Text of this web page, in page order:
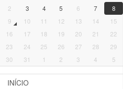
2
3 4 5 6 7
8
9
10 11 12 13 14
15
16
17 18 19 20 21
22
23
24 25 26 27 28
29
30
31 1 2 3 4 5
INÍCIO